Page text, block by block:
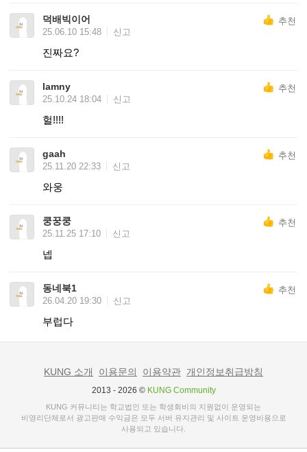
덕배빅이어
추천
25.06.10 15:48
신고
진짜요?
lamny
추천
25.10.24 18:04
신고
헐!!!!
gaah
추천
25.11.20 22:33
신고
와웅
쿵꿍쿵
추천
25.11.25 17:10
신고
넵
동네북1
추천
26.04.20 19:30
신고
부럽다
KUNG 소개 이용문의 이용약관 개인정보취급방침
2013 - 2026 © KUNG Community
KUNG 커뮤니티는 학교법인 또는 학생회비의 지원없이 운영되는
비영리단체로서 광고판매 수익금은 모두 서버 유지관리 및 사이트 운영비용으로
사용되고 있습니다.